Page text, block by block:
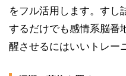
をフル活用します。すし
するだけでも感情系脳番
醒させるにはいいトレー